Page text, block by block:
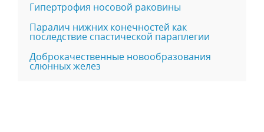
Гипертрофия носовой раковины
Паралич нижних конечностей как
последствие спастической параплегии
Доброкачественные новообразования
слюнных желез